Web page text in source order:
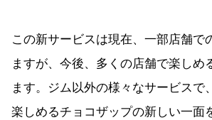
この新サービスは現在、一部店舗で
ますが、今後、多くの店舗で楽しめ
ます。ジム以外の様々なサービスで
楽しめるチョコザップの新しい一面